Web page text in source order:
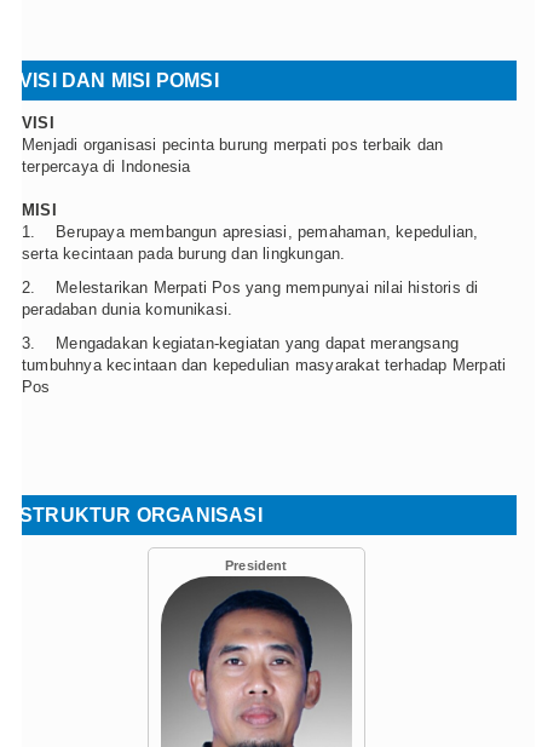
VISI DAN MISI POMSI
VISI
Menjadi organisasi pecinta burung merpati pos terbaik dan
terpercaya di Indonesia
MISI
1. Berupaya membangun apresiasi, pemahaman, kepedulian,
serta kecintaan pada burung dan lingkungan.
2. Melestarikan Merpati Pos yang mempunyai nilai historis di
peradaban dunia komunikasi.
3. Mengadakan kegiatan-kegiatan yang dapat merangsang
tumbuhnya kecintaan dan kepedulian masyarakat terhadap Merpati
Pos
STRUKTUR ORGANISASI
President